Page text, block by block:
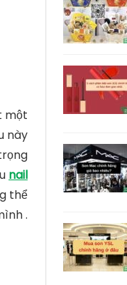
một
này
nail
thể
.